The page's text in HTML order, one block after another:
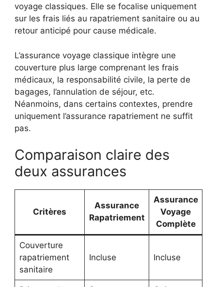
voyage classiques. Elle se focalise uniquement
sur les frais liés au rapatriement sanitaire ou au
retour anticipé pour cause médicale.
L’assurance voyage classique intègre une
couverture plus large comprenant les frais
médicaux, la responsabilité civile, la perte de
bagages, l’annulation de séjour, etc.
Néanmoins, dans certains contextes, prendre
uniquement l’assurance rapatriement ne suffit
pas.
Comparaison claire des
deux assurances
Critères
Assurance
Rapatriement
Assurance
Voyage
Complète
Couverture
rapatriement
sanitaire
Incluse Incluse